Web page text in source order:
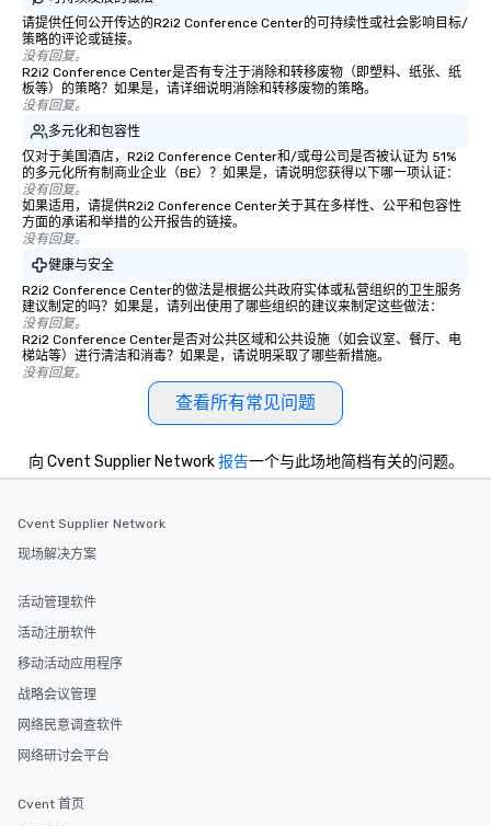
请提供任何公开传达的R2i2 Conference Center的可持续性或社会影响目标/
策略的评论或链接。
没有回复。
R2i2 Conference Center是否有专注于消除和转移废物（即塑料、纸张、纸
板等）的策略？如果是，请详细说明消除和转移废物的策略。
没有回复。
多元化和包容性
仅对于美国酒店，R2i2 Conference Center和/或母公司是否被认证为 51%
的多元化所有制商业企业（BE）？如果是，请说明您获得以下哪一项认证：
没有回复。
如果适用，请提供R2i2 Conference Center关于其在多样性、公平和包容性
方面的承诺和举措的公开报告的链接。
没有回复。
健康与安全
R2i2 Conference Center的做法是根据公共政府实体或私营组织的卫生服务
建议制定的吗？如果是，请列出使用了哪些组织的建议来制定这些做法：
没有回复。
R2i2 Conference Center是否对公共区域和公共设施（如会议室、餐厅、电
梯站等）进行清洁和消毒？如果是，请说明采取了哪些新措施。
没有回复。
查看所有常见问题
向 Cvent Supplier Network报告一个与此场地简档有关的问题。
Cvent Supplier Network
现场解决方案
活动管理软件
活动注册软件
移动活动应用程序
战略会议管理
网络民意调查软件
网络研讨会平台
Cvent 首页